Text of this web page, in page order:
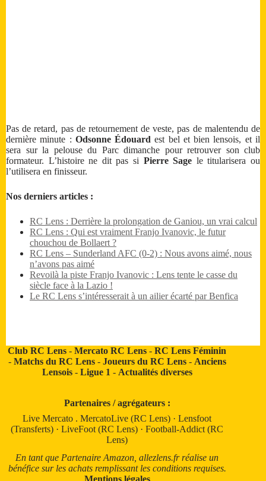
Pas de retard, pas de retournement de veste, pas de malentendu de
dernière minute : Odsonne Édouard est bel et bien lensois, et il
sera sur la pelouse du Parc dimanche pour retrouver son club
formateur. L’histoire ne dit pas si Pierre Sage le titularisera ou
l’utilisera en finisseur.
Nos derniers articles :
RC Lens : Derrière la prolongation de Ganiou, un vrai calcul
RC Lens : Qui est vraiment Franjo Ivanovic, le futur
chouchou de Bollaert ?
RC Lens – Sunderland AFC (0-2) : Nous avons aimé, nous
n’avons pas aimé
Revoilà la piste Franjo Ivanovic : Lens tente le casse du
siècle face à la Lazio !
Le RC Lens s’intéresserait à un ailier écarté par Benfica
Club RC Lens -Mercato RC Lens -RC Lens Féminin
- Matchs du RC Lens- Joueurs du RC Lens- Anciens
Lensois- Ligue 1 - Actualités diverses
Partenaires / agrégateurs :
Live Mercato .MercatoLive (RC Lens) ·Lensfoot
(Transferts) ·LiveFoot (RC Lens) ·Football-Addict (RC
Lens)
En tant que Partenaire Amazon, allezlens.fr réalise un
bénéfice sur les achats remplissant les conditions requises.
Mentions légales